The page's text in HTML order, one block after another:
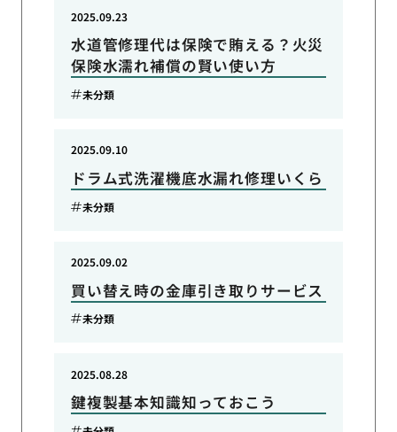
水道管修理代は保険で賄える？火災
保険水濡れ補償の賢い使い方
2025.09.23
未分類
ドラム式洗濯機底水漏れ修理いくら
2025.09.10
未分類
買い替え時の金庫引き取りサービス
2025.09.02
未分類
鍵複製基本知識知っておこう
2025.08.28